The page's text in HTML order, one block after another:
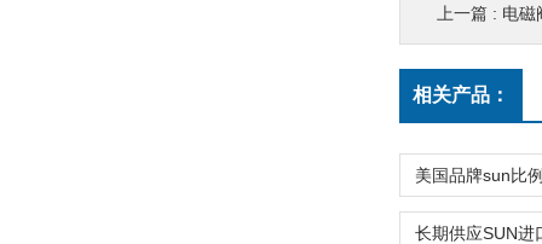
上一篇 : 电磁
相关产品：